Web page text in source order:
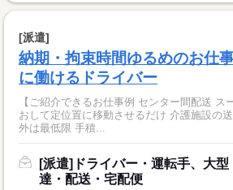
[派遣]
納期・拘束時間ゆるめのお仕
に働けるドライバー
【ご紹介できるお仕事例 センター間配送 ス
おして定位置に移動させるだけ 介護施設の
外は最低限 手積...
[派遣]ドライバー・運転手、大
達・配送・宅配便